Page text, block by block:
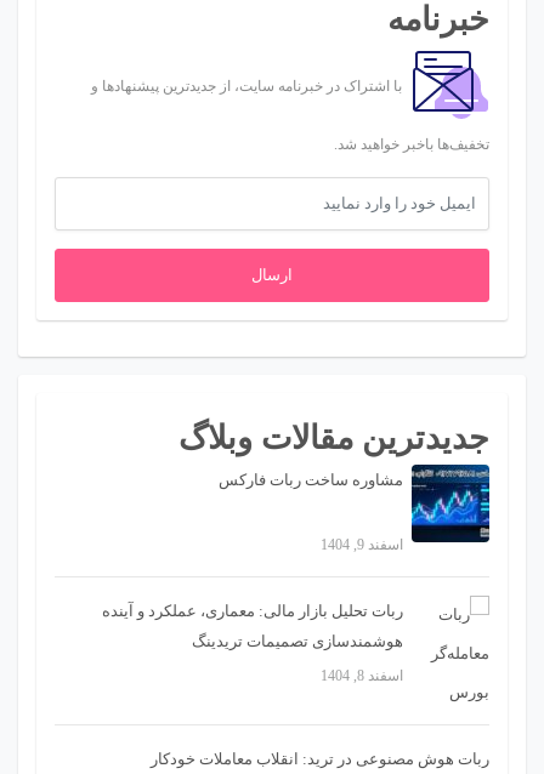
خبرنامه
با اشتراک در خبرنامه سایت، از جدیدترین پیشنهادها و
تخفیف‌ها باخبر خواهید شد.
ارسال
جدیدترین مقالات وبلاگ
مشاوره ساخت ربات فارکس
اسفند 9, 1404
ربات تحلیل بازار مالی: معماری، عملکرد و آینده
هوشمندسازی تصمیمات تریدینگ
اسفند 8, 1404
ربات هوش مصنوعی در ترید: انقلاب معاملات خودکار